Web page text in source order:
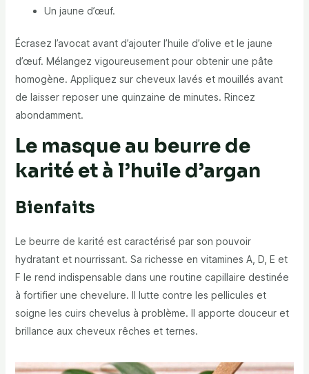
Un jaune d’œuf.
Écrasez l’avocat avant d’ajouter l’huile d’olive et le jaune
d’œuf. Mélangez vigoureusement pour obtenir une pâte
homogène. Appliquez sur cheveux lavés et mouillés avant
de laisser reposer une quinzaine de minutes. Rincez
abondamment.
Le masque au beurre de
karité et à l’huile d’argan
Bienfaits
Le beurre de karité est caractérisé par son pouvoir
hydratant et nourrissant. Sa richesse en vitamines A, D, E et
F le rend indispensable dans une routine capillaire destinée
à fortifier une chevelure. Il lutte contre les pellicules et
soigne les cuirs chevelus à problème. Il apporte douceur et
brillance aux cheveux rêches et ternes.